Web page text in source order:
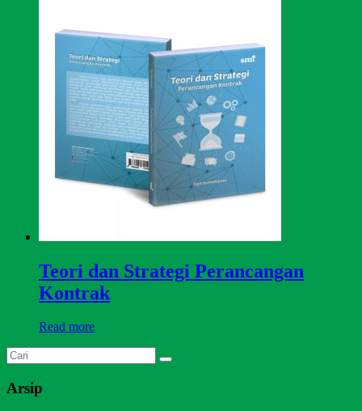
Teori dan Strategi Perancangan
Kontrak
Read more
Arsip